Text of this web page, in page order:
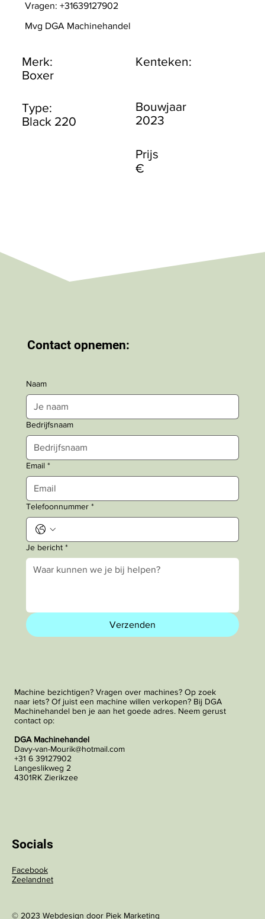
Black 220
Type:
Boxer
Merk: Kenteken:
Prijs
€
2023
Bouwjaar
Vragen: +31639127902
Mvg DGA Machinehandel
Contact opnemen:
Socials
Facebook
Zeelandnet
© 2023 Webdesign door Piek Marketing
Naam
Bedrijfsnaam
Email *
Telefoonnummer *
Je bericht *
Verzenden
Machine bezichtigen? Vragen over machines? Op zoek
naar iets? Of juist een machine willen verkopen? Bij DGA
Machinehandel ben je aan het goede adres. Neem gerust
contact op:
DGA Machinehandel
Davy-van-Mourik@hotmail.com
+31 6 39127902
Langeslikweg 2
4301RK Zierikzee